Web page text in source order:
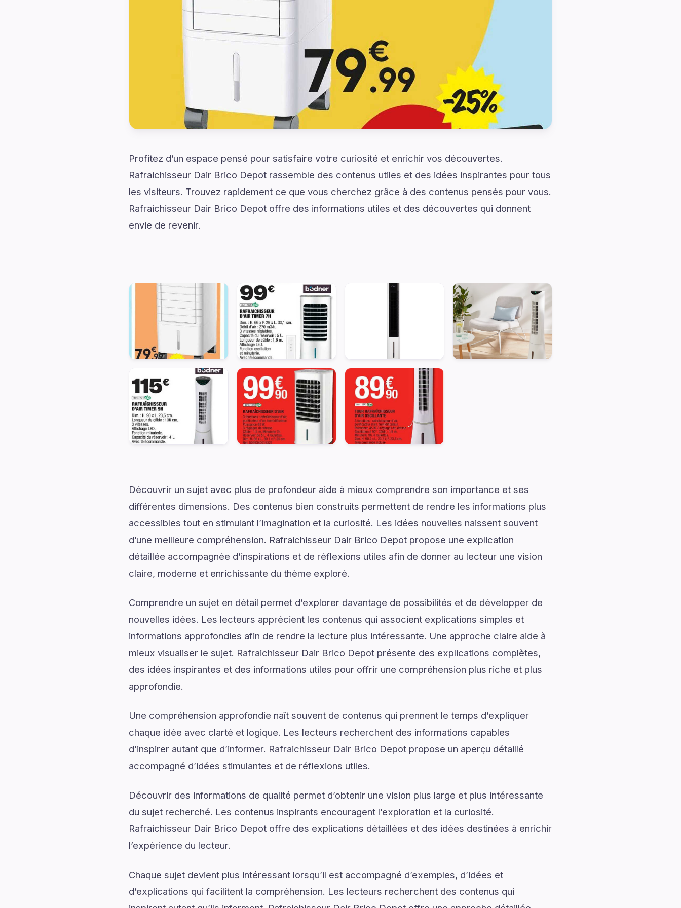
Profitez d’un espace pensé pour satisfaire votre curiosité et enrichir vos découvertes.
Rafraichisseur Dair Brico Depot rassemble des contenus utiles et des idées inspirantes pour tous
les visiteurs. Trouvez rapidement ce que vous cherchez grâce à des contenus pensés pour vous.
Rafraichisseur Dair Brico Depot offre des informations utiles et des découvertes qui donnent
envie de revenir.
Découvrir un sujet avec plus de profondeur aide à mieux comprendre son importance et ses
différentes dimensions. Des contenus bien construits permettent de rendre les informations plus
accessibles tout en stimulant l’imagination et la curiosité. Les idées nouvelles naissent souvent
d’une meilleure compréhension. Rafraichisseur Dair Brico Depot propose une explication
détaillée accompagnée d’inspirations et de réflexions utiles afin de donner au lecteur une vision
claire, moderne et enrichissante du thème exploré.
Comprendre un sujet en détail permet d’explorer davantage de possibilités et de développer de
nouvelles idées. Les lecteurs apprécient les contenus qui associent explications simples et
informations approfondies afin de rendre la lecture plus intéressante. Une approche claire aide à
mieux visualiser le sujet. Rafraichisseur Dair Brico Depot présente des explications complètes,
des idées inspirantes et des informations utiles pour offrir une compréhension plus riche et plus
approfondie.
Une compréhension approfondie naît souvent de contenus qui prennent le temps d’expliquer
chaque idée avec clarté et logique. Les lecteurs recherchent des informations capables
d’inspirer autant que d’informer. Rafraichisseur Dair Brico Depot propose un aperçu détaillé
accompagné d’idées stimulantes et de réflexions utiles.
Découvrir des informations de qualité permet d’obtenir une vision plus large et plus intéressante
du sujet recherché. Les contenus inspirants encouragent l’exploration et la curiosité.
Rafraichisseur Dair Brico Depot offre des explications détaillées et des idées destinées à enrichir
l’expérience du lecteur.
Chaque sujet devient plus intéressant lorsqu’il est accompagné d’exemples, d’idées et
d’explications qui facilitent la compréhension. Les lecteurs recherchent des contenus qui